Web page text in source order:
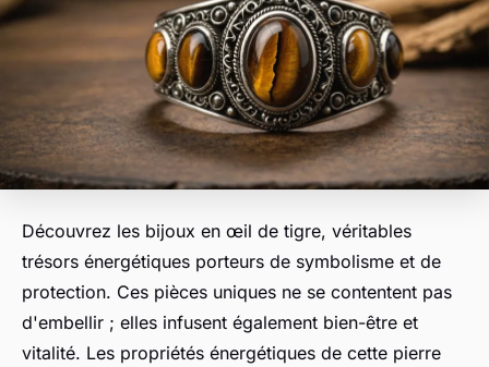
Découvrez les bijoux en œil de tigre, véritables
trésors énergétiques porteurs de symbolisme et de
protection. Ces pièces uniques ne se contentent pas
d'embellir ; elles infusent également bien-être et
vitalité. Les propriétés énergétiques de cette pierre